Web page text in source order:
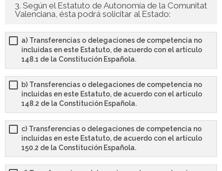
- - TEST de Auxiliar Administrativo Comunidad de
Madrid 2026
- - TEST de Administrativo Comunidad de Madrid 2026
- Comun. Valenciana
- - TEST de Auxiliar Administrativo Generalitat Valenciana
2026
- - Oposición ADMINISTRATIVO de la GENERALITAT
VALENCIANA – Turno Libre 2025
3. Según el Estatuto de Autonomía de la Comunitat
Valenciana, ésta podrá solicitar al Estado:
a) Transferencias o delegaciones de competencia no
incluidas en este Estatuto, de acuerdo con el artículo
148.1 de la Constitución Española.
b) Transferencias o delegaciones de competencia no
incluidas en este Estatuto, de acuerdo con el artículo
148.2 de la Constitución Española.
c) Transferencias o delegaciones de competencia no
incluidas en este Estatuto, de acuerdo con el artículo
150.2 de la Constitución Española.